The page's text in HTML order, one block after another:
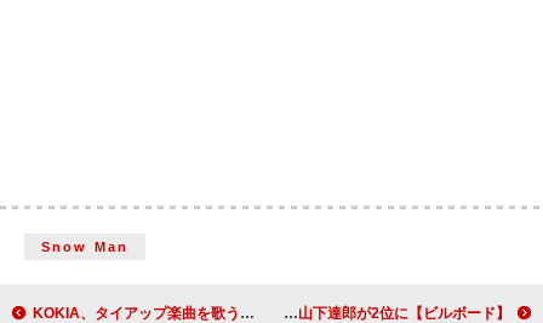
Snow Man
KOKIA、タイアップ楽曲を歌う【KOKIA Concert Chronicles of Kami Songs ー運命を奏でる神曲たちー】開催決定 【ビルボード】アイナ・ジ・エンド「革命道中」アニメ4連覇 山下達郎が2位に